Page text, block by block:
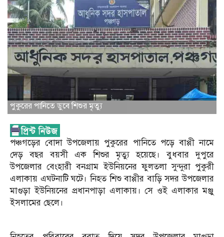
পুকুরের পানিতে ডুবে শিশুর মৃত্যু
পঞ্চগড়ের বোদা উপজেলায় পুকুরের পানিতে পড়ে বাপ্পী নামে
দেড় বছর বয়সী এক শিশুর মৃত্যু হয়েছে। বুধবার দুপুরে
উপজেলার বেংহারী বনগ্রাম ইউনিয়নের ফুলতলা সুন্দুরা পুকুরী
এলাকায় এঘটনাটি ঘটে। নিহত শিশু বাপ্পীর বাড়ি সদর উপজেলার
মাগুড়া ইউনিয়নের প্রধানপাড়া এলাকায়। সে ওই এলাকার মঞ্জু
ইসলামের ছেলে।